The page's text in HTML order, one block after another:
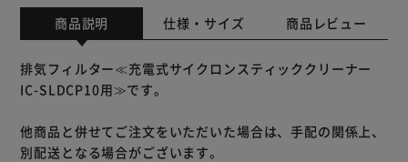
商品説明 仕様・サイズ 商品レビュー
排気フィルター≪充電式サイクロンスティッククリーナー
IC-SLDCP10用≫です。
他商品と併せてご注文をいただいた場合は、手配の関係上、
別配送となる場合がございます。